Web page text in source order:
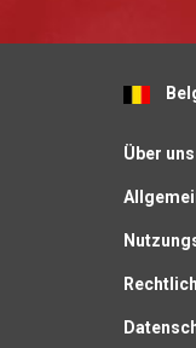
Über uns